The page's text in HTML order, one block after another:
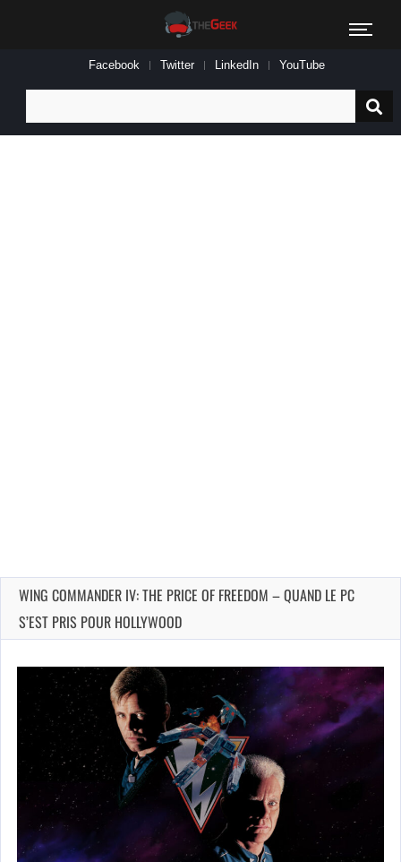
Facebook Twitter LinkedIn YouTube
for:
WING COMMANDER IV: THE PRICE OF FREEDOM – QUAND LE PC
S’EST PRIS POUR HOLLYWOOD